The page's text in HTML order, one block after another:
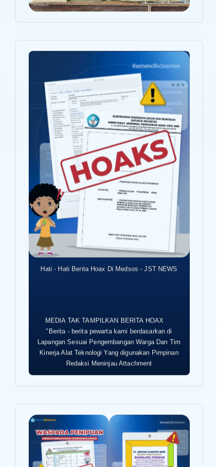
Hati - Hati Berita Hoax Di Medsos - JST NEWS
MEDIA TAK TAMPILKAN BERITA HOAX
"Berita - berita pewarta kami berdasarkan di
Lapangan Sesuai Pengembangan Warga Dan Tim
Kinerja Alat Teknologi Yang digunakan Pimpinan
Redaksi Meninjau Attachment